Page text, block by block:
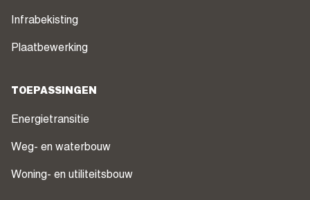
Infrabekisting
Plaatbewerking
TOEPASSINGEN
Energietransitie
Weg- en waterbouw
Woning- en utiliteitsbouw